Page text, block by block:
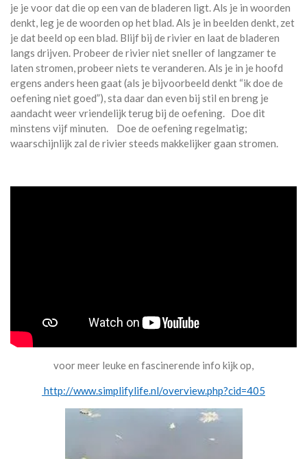
je je voor dat die op een van de bladeren ligt. Als je in woorden
denkt, leg je de woorden op het blad. Als je in beelden denkt, zet
je dat beeld op een blad. Blijf bij de rivier en laat de bladeren
langs drijven. Probeer de rivier niet sneller of langzamer te
laten stromen, probeer niets te veranderen. Als je in je hoofd
ergens anders heen gaat (als je bijvoorbeeld denkt “ik doe de
oefening niet goed”), sta daar dan even bij stil en breng je
aandacht weer vriendelijk terug bij de oefening. Doe dit
minstens vijf minuten. Doe de oefening regelmatig;
waarschijnlijk zal de rivier steeds makkelijker gaan stromen.
voor meer leuke en fascinerende info kijk op,
http://www.simplifylife.nl/overview.php?cid=405